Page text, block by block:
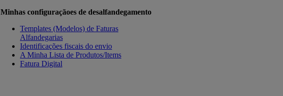
Minhas configuraçãoes de desalfandegamento
Templates (Modelos) de Faturas
Alfandegarias
Identificações fiscais do envio
A Minha Lista de Produtos/Items
Fatura Digital